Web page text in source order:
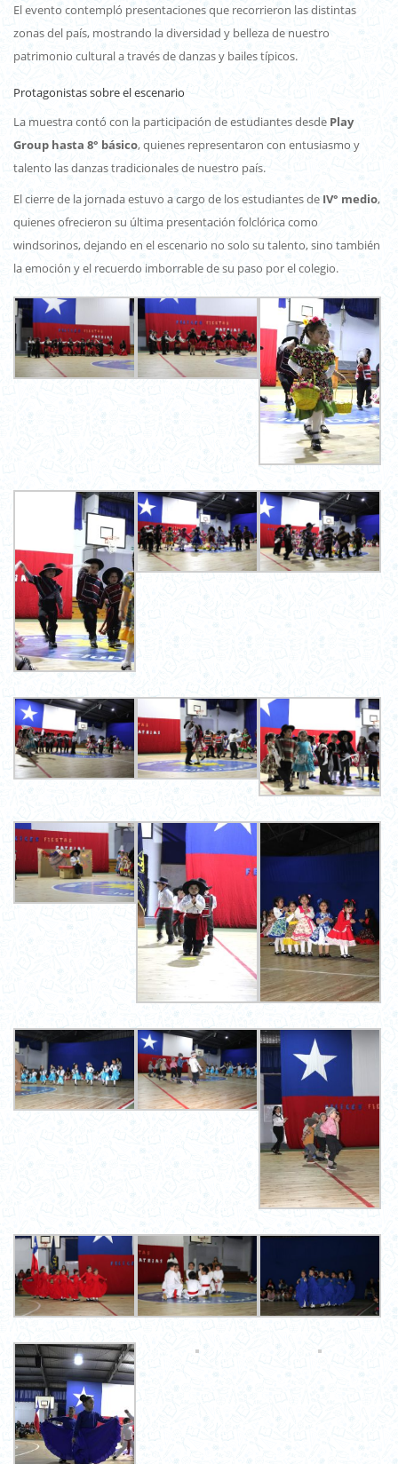
El evento contempló presentaciones que recorrieron las distintas
zonas del país, mostrando la diversidad y belleza de nuestro
patrimonio cultural a través de danzas y bailes típicos.
Protagonistas sobre el escenario
La muestra contó con la participación de estudiantes desde Play
Group hasta 8° básico, quienes representaron con entusiasmo y
talento las danzas tradicionales de nuestro país.
El cierre de la jornada estuvo a cargo de los estudiantes deIV° medio,
quienes ofrecieron su última presentación folclórica como
windsorinos, dejando en el escenario no solo su talento, sino también
la emoción y el recuerdo imborrable de su paso por el colegio.